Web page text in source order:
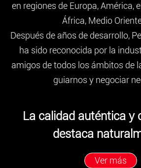
en regiones de Europa, América,
África, Medio
Después de años de desarrollo,
ha sido reconocida por la
amigos de todos los ámbitos de
guiarnos y negociar
La calidad auténtica y
destaca
Ver más